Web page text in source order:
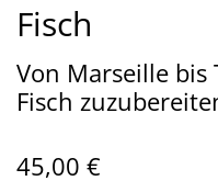
Fisch
Von Marseille bis
Fisch
45,00 €